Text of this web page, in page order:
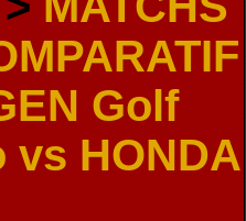
Golf
vs HONDA